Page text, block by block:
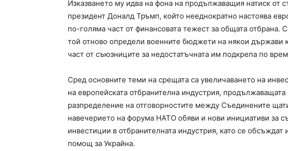
Изказването му идва на фона на продължаващия натиск от
президент Доналд Тръмп, който нееднократно настоява
по-голяма част от финансовата тежест за общата отбрана.
той отново определи военните бюджети на някои държави
част от съюзниците за недостатъчната им подкрепа по
Сред основните теми на срещата са увеличаването на
на европейската отбранителна индустрия,
разпределение на отговорностите между Съединените
навечерието на форума НАТО обяви и нови инициативи за
инвестиции в отбранителната индустрия, като се
помощ за Украйна.